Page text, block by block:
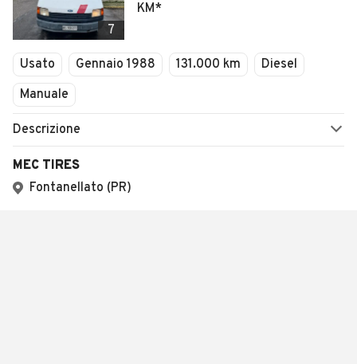
7
KM*
Usato Gennaio 1988 131.000 km
Diesel
Manuale
Descrizione
MEC TIRES
Fontanellato (PR)